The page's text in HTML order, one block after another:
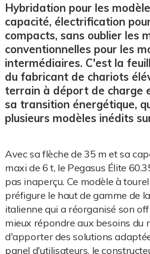
Hybridation pour les
capacité, électrification
compacts, sans oublier les
conventionnelles pour les
intermédiaires. C'est la
du fabricant de chariots
terrain à déport de charge
sa transition énergétique,
plusieurs modèles inédits
Avec sa flèche de 35 m et sa
maxi de 6 t, le Pegasus Élite
pas inaperçu. Ce modèle à
préfigure le haut de gamme de
italienne qui a réorganisé son
mieux répondre aux besoins du
d'apporter des solutions
panel d'utilisateurs, le